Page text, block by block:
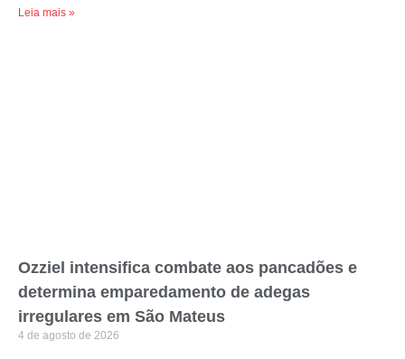
Leia mais »
Ozziel intensifica combate aos pancadões e
determina emparedamento de adegas
irregulares em São Mateus
4 de agosto de 2026